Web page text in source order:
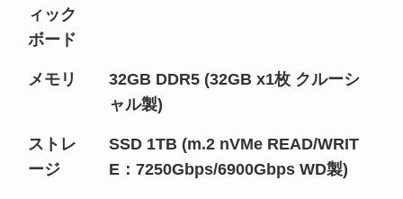
ィック
ボード
メモリ
32GB DDR5 (32GB x1枚 クルーシ
ャル製)
ストレ
ージ
SSD 1TB (m.2 nVMe READ/WRIT
E：7250Gbps/6900Gbps WD製)